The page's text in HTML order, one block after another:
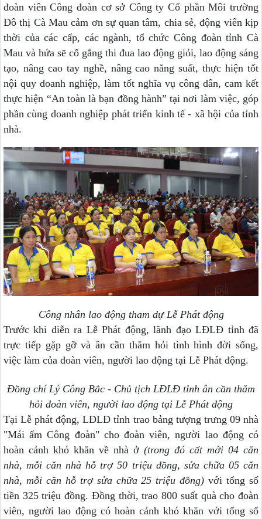
đoàn viên Công đoàn cơ sở Công ty Cổ phần Môi trường
Đô thị Cà Mau cảm ơn sự quan tâm, chia sẻ, động viên kịp
thời của các cấp, các ngành, tổ chức Công đoàn tỉnh Cà
Mau và hứa sẽ cố gắng thi đua lao động giỏi, lao động sáng
tạo, nâng cao tay nghề, nâng cao năng suất, thực hiện tốt
nội quy doanh nghiệp, làm tốt nghĩa vụ công dân, cam kết
thực hiện “An toàn là bạn đồng hành” tại nơi làm việc, góp
phần cùng doanh nghiệp phát triển kinh tế - xã hội của tỉnh
nhà.
Công nhân lao động tham dự Lễ Phát động
Trước khi diễn ra Lễ Phát động, lãnh đạo LĐLĐ tỉnh đã
trực tiếp gặp gỡ và ân cần thăm hỏi tình hình đời sống,
việc làm của đoàn viên, người lao động tại Lễ Phát động.
Đồng chí Lý Công Bắc - Chủ tịch LĐLĐ tỉnh ân cần thăm
hỏi đoàn viên, người lao động tại Lễ Phát động
Tại Lễ phát động, LĐLĐ tỉnh trao bảng tượng trưng 09 nhà
"Mái ấm Công đoàn" cho đoàn viên, người lao động có
hoàn cảnh khó khăn về nhà ở (trong đó cất mới 04 căn
nhà, mỗi căn nhà hỗ trợ 50 triệu đồng, sửa chữa 05 căn
nhà, mỗi căn hỗ trợ sửa chữa 25 triệu đồng) với tổng số
tiền 325 triệu đồng. Đồng thời, trao 800 suất quà cho đoàn
viên, người lao động có hoàn cảnh khó khăn với tổng số